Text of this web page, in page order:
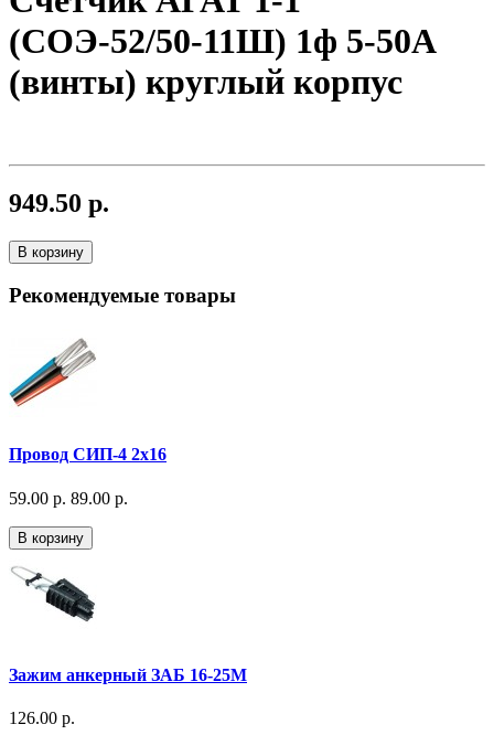
(СОЭ-52/50-11Ш) 1ф 5-50А
(винты) круглый корпус
949.50 р.
В корзину
Рекомендуемые товары
Провод СИП-4 2х16
59.00 р. 89.00 р.
В корзину
Зажим анкерный ЗАБ 16-25М
126.00 р.